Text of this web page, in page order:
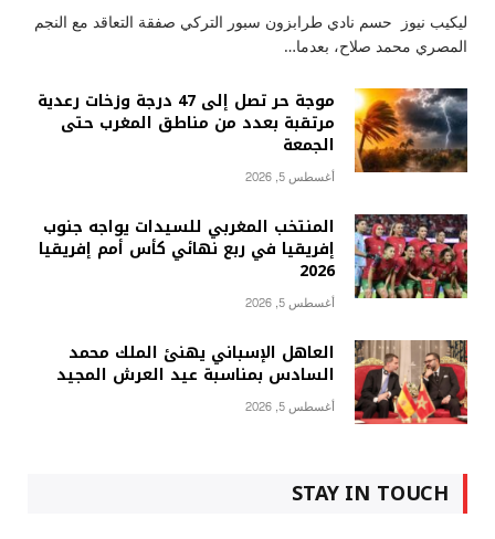
ليكيب نيوز حسم نادي طرابزون سبور التركي صفقة التعاقد مع النجم
المصري محمد صلاح، بعدما…
موجة حر تصل إلى 47 درجة وزخات رعدية
مرتقبة بعدد من مناطق المغرب حتى
الجمعة
أغسطس 5, 2026
المنتخب المغربي للسيدات يواجه جنوب
إفريقيا في ربع نهائي كأس أمم إفريقيا
2026
أغسطس 5, 2026
العاهل الإسباني يهنئ الملك محمد
السادس بمناسبة عيد العرش المجيد
أغسطس 5, 2026
STAY IN TOUCH